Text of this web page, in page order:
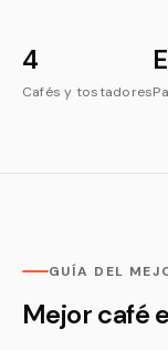
4
Cafés y tostadores
GUÍA DEL
Mejor café